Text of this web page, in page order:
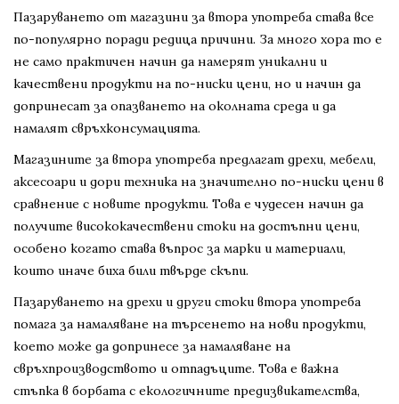
Пазаруването от магазини за втора употреба става все
по-популярно поради редица причини. За много хора то е
не само практичен начин да намерят уникални и
качествени продукти на по-ниски цени, но и начин да
допринесат за опазването на околната среда и да
намалят свръхконсумацията.
Магазините за втора употреба предлагат дрехи, мебели,
аксесоари и дори техника на значително по-ниски цени в
сравнение с новите продукти. Това е чудесен начин да
получите висококачествени стоки на достъпни цени,
особено когато става въпрос за марки и материали,
които иначе биха били твърде скъпи.
Пазаруването на дрехи и други стоки втора употреба
помага за намаляване на търсенето на нови продукти,
което може да допринесе за намаляване на
свръхпроизводството и отпадъците. Това е важна
стъпка в борбата с екологичните предизвикателства,